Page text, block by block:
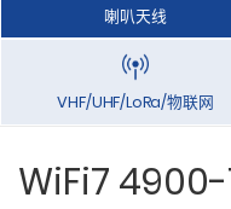
喇叭天线
VHF/UHF/LoRa/物联网
WiFi7